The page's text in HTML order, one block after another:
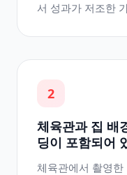
서 성과가 저조한
2
체육관과 집 배
딩이 포함되어
체육관에서 촬영